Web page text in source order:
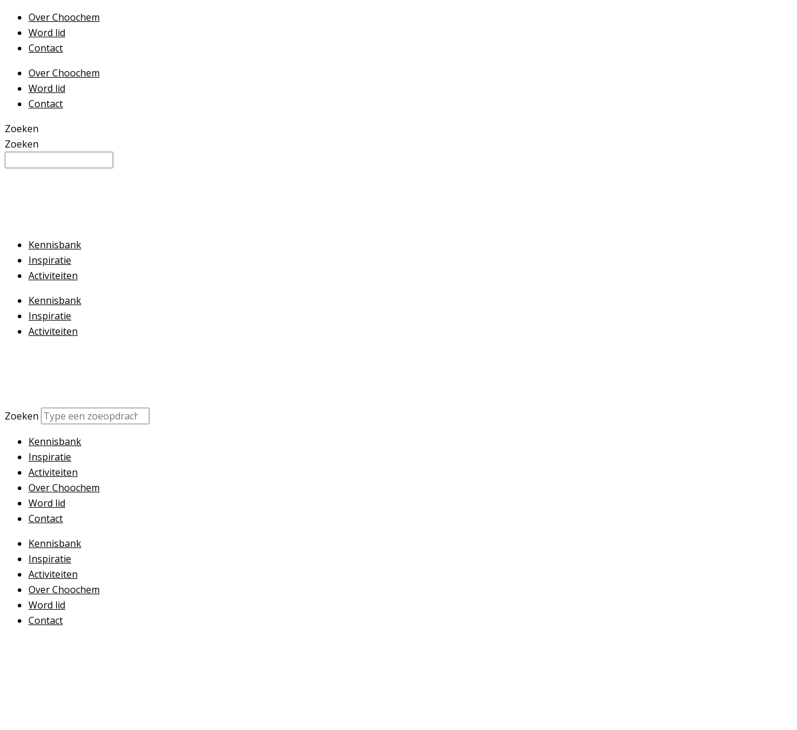
naar
inhoud
Over Choochem
Word lid
Contact
Over Choochem
Word lid
Contact
Zoeken
Zoeken
Kennisbank
Inspiratie
Activiteiten
Kennisbank
Inspiratie
Activiteiten
Zoeken
Kennisbank
Inspiratie
Activiteiten
Over Choochem
Word lid
Contact
Kennisbank
Inspiratie
Activiteiten
Over Choochem
Word lid
Contact